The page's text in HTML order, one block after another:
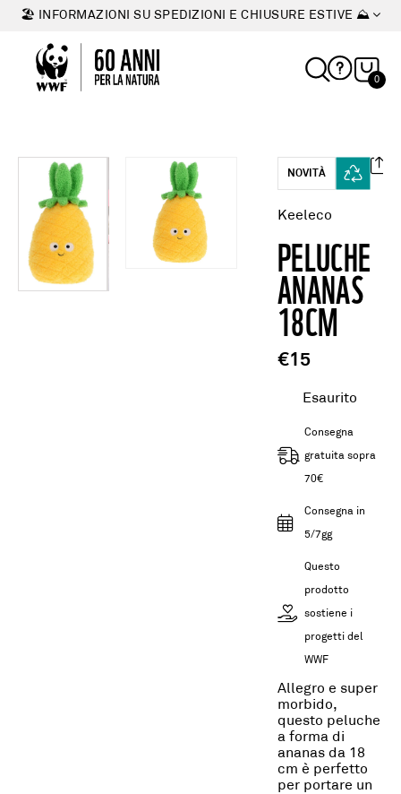
🏖 INFORMAZIONI SU SPEDIZIONI E CHIUSURE ESTIVE ⛰
0
NOVITÀ
Keeleco
PELUCHE
ANANAS
18CM
€15
Esaurito
Consegna
gratuita sopra
70€
Consegna in
5/7gg
Questo
prodotto
sostiene i
progetti del
WWF
Allegro e super
morbido,
questo peluche
a forma di
ananas da 18
cm è perfetto
per portare un